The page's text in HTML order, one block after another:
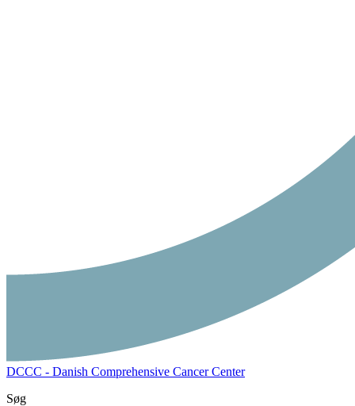
DCCC - Danish Comprehensive Cancer Center
Søg